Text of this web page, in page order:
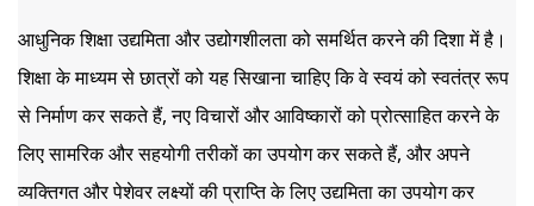
आधुनिक शिक्षा उद्यमिता और उद्योगशीलता को समर्थित करने की दिशा में है।
शिक्षा के माध्यम से छात्रों को यह सिखाना चाहिए कि वे स्वयं को स्वतंत्र रूप
से निर्माण कर सकते हैं, नए विचारों और आविष्कारों को प्रोत्साहित करने के
लिए सामरिक और सहयोगी तरीकों का उपयोग कर सकते हैं, और अपने
व्यक्तिगत और पेशेवर लक्ष्यों की प्राप्ति के लिए उद्यमिता का उपयोग कर